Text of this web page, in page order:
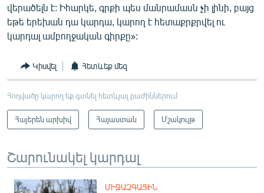
վերածելն է: Իհարկե, գրքի պես մանրամասն չի լինի, բայց
եթե երեխան դա կարդա, կարող է հետաքրքրվել ու
կարդալ ամբողջական գիրքը»:
Կիսվել Հետևեք մեզ
Հոդվածը կարող եք գտնել հետևյալ բաժիններում
Հայերեն արխիվ Հայաստան Մշակույթ
Շարունակել կարդալ
ՄԻՋԱԶԳԱՅԻՆ